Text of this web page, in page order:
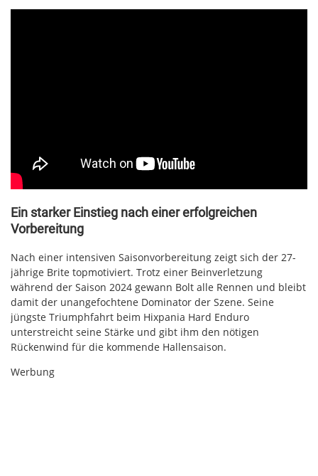
Ein starker Einstieg nach einer erfolgreichen
Vorbereitung
Nach einer intensiven Saisonvorbereitung zeigt sich der 27-
jährige Brite topmotiviert. Trotz einer Beinverletzung
während der Saison 2024 gewann Bolt alle Rennen und bleibt
damit der unangefochtene Dominator der Szene. Seine
jüngste Triumphfahrt beim Hixpania Hard Enduro
unterstreicht seine Stärke und gibt ihm den nötigen
Rückenwind für die kommende Hallensaison.
Werbung